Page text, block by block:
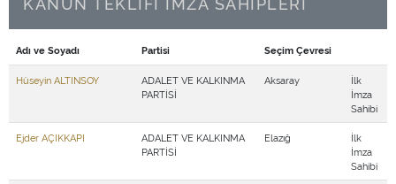
Adı ve Soyadı Partisi Seçim Çevresi
Hüseyin ALTINSOY
ADALET VE KALKINMA
PARTİSİ
Aksaray
İlk
İmza
Sahibi
Ejder AÇIKKAPI
ADALET VE KALKINMA
PARTİSİ
Elazığ
İlk
İmza
Sahibi